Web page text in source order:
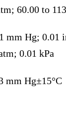
60.00 to
mm Hg; 0.01
0.01 kPa
mm Hg±15°C